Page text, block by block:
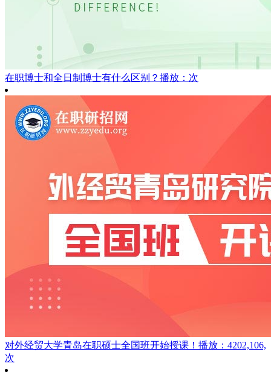
在职博士和全日制博士有什么区别？ 播放：次
对外经贸大学青岛在职硕士全国班开始授课！ 播放：4202,106,
次